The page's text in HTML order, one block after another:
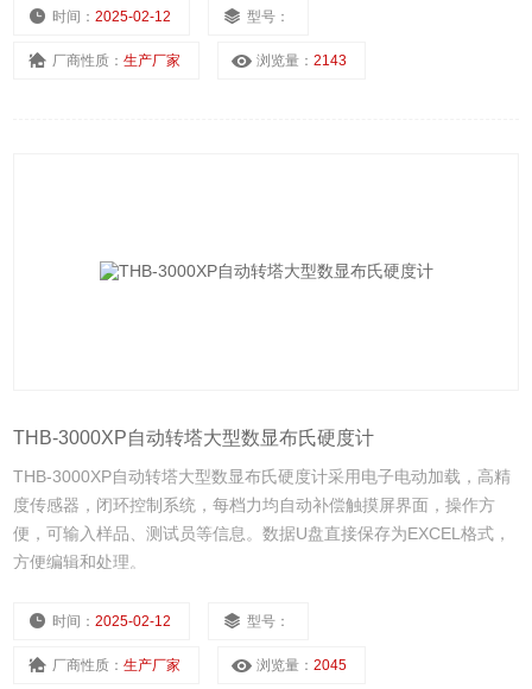
时间：2025-02-12 型号：
厂商性质：生产厂家 浏览量：2143
THB-3000XP自动转塔大型数显布氏硬度计
THB-3000XP自动转塔大型数显布氏硬度计采用电子电动加载，高精
度传感器，闭环控制系统，每档力均自动补偿触摸屏界面，操作方
便，可输入样品、测试员等信息。数据U盘直接保存为EXCEL格式，
方便编辑和处理。
时间：2025-02-12 型号：
厂商性质：生产厂家 浏览量：2045